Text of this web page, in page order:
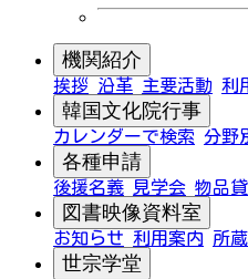
機関紹介
挨拶 沿革 主要活動 利
韓国文化院行事
カレンダーで検索 分野
各種申請
後援名義 見学会 物品
図書映像資料室
お知らせ 利用案内 所
世宗学堂